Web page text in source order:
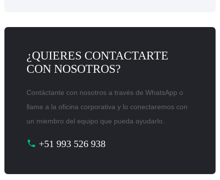
¿QUIERES CONTACTARTE
CON NOSOTROS?
Contáctante con nosotros a través de WhatsApp o
llame a la oficina corporativa y lo conectaremos con
un miembro del equipo que pueda ayudarlo.
+51 993 526 938